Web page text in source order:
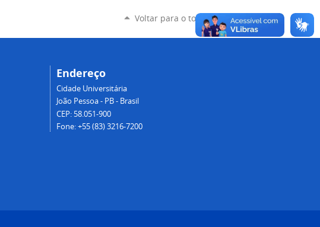
Voltar para o topo
Endereço
Cidade Universitária
João Pessoa - PB - Brasil
CEP: 58.051-900
Fone: +55 (83) 3216-7200